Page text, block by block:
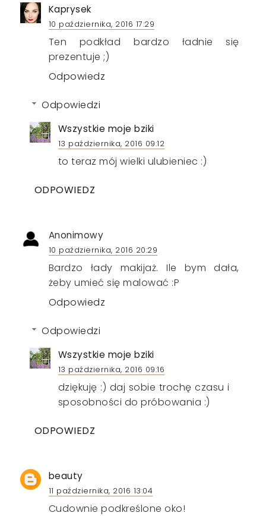
Kaprysek
10 października, 2016 17:29
Ten podkład bardzo ładnie się
prezentuje ;)
Odpowiedz
Odpowiedzi
Wszystkie moje bziki
13 października, 2016 09:12
to teraz mój wielki ulubieniec :)
ODPOWIEDZ
Anonimowy
10 października, 2016 20:29
Bardzo łady makijaż. Ile bym dała,
żeby umieć się malować :P
Odpowiedz
Odpowiedzi
Wszystkie moje bziki
13 października, 2016 09:16
dziękuję :) daj sobie trochę czasu i
sposobności do próbowania :)
ODPOWIEDZ
beauty
11 października, 2016 13:04
Cudownie podkreślone oko!